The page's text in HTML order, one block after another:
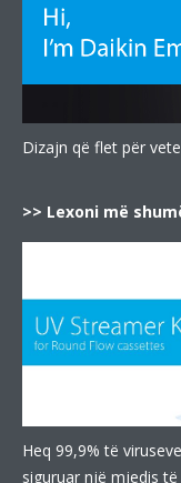
Dizajn që flet për vete
>> Lexoni më
Heq 99,9% të
siguruar një mjedis